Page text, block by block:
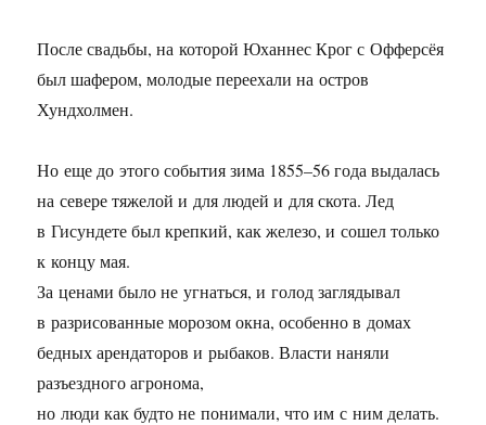
После свадьбы, на которой Юханнес Крог с Офферсёя
был шафером, молодые переехали на остров
Хундхолмен.
Но еще до этого события зима 1855–56года выдалась
на севере тяжелой и для людей и для скота. Лед
в Гисундете был крепкий, как железо, и сошел только
к концу мая.
За ценами было не угнаться, и голод заглядывал
в разрисованные морозом окна, особенно в домах
бедных арендаторов и рыбаков. Власти наняли
разъездного агронома,
но люди как будто не понимали, что им с ним делать.